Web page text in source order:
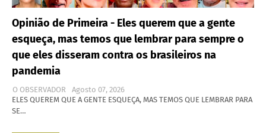
Opinião de Primeira - Eles querem que a gente
esqueça, mas temos que lembrar para sempre o
que eles disseram contra os brasileiros na
pandemia
O OBSERVADOR
Agosto 07, 2026
ELES QUEREM QUE A GENTE ESQUEÇA, MAS TEMOS QUE LEMBRAR PARA
SE…